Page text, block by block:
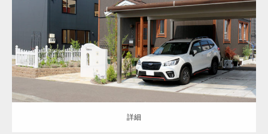
天然石
花壇 南区 リ・エクステリア
詳細
詳細